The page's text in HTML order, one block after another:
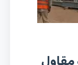
مقاول